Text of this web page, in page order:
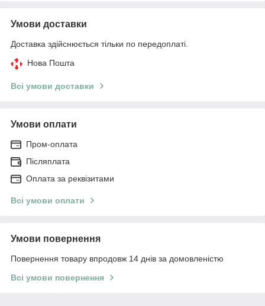
Умови доставки
Доставка здійснюється тільки по передоплаті.
Нова Пошта
Всі умови доставки
Умови оплати
Пром-оплата
Післяплата
Оплата за реквізитами
Всі умови оплати
Умови повернення
Повернення товару впродовж 14 днів за домовленістю
Всі умови повернення